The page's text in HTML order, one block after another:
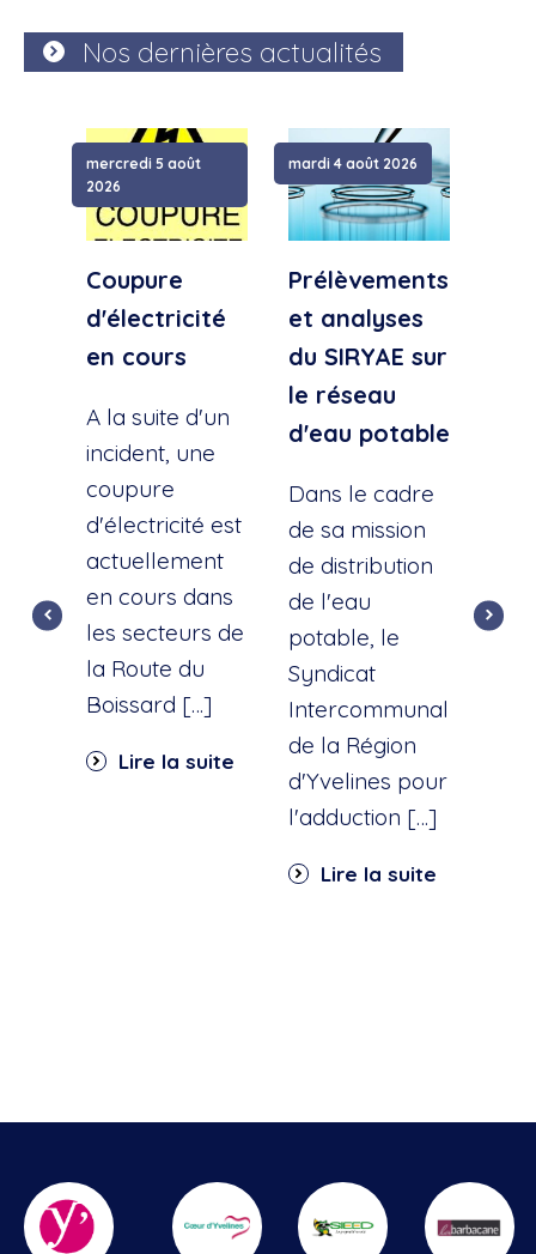
Nos dernières actualités
mercredi 5 août
2026
Coupure
d'électricité
en cours
A la suite d'un
incident, une
coupure
d'électricité est
actuellement
en cours dans
les secteurs de
la Route du
Boissard […]
Lire la suite
mardi 4 août 2026
Prélèvements
et analyses
du SIRYAE sur
le réseau
d'eau potable
Dans le cadre
de sa mission
de distribution
de l'eau
potable, le
Syndicat
Intercommunal
de la Région
d'Yvelines pour
l'adduction […]
Lire la suite